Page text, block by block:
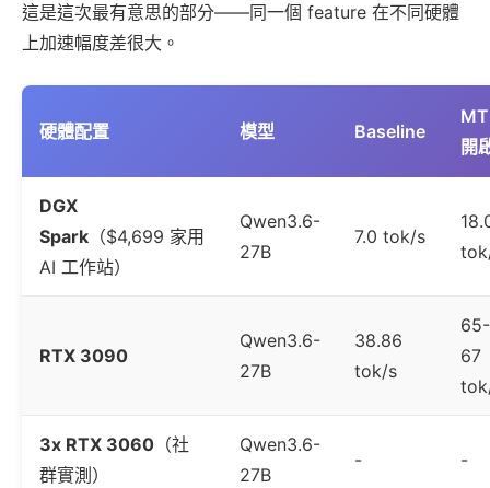
這是這次最有意思的部分——同一個 feature 在不同硬體
上加速幅度差很大。
硬體配置 模型 Baseline
開
DGX
Spark （$4,699 家用
AI 工作站）
Qwen3.6-
27B
7.0 tok/s
RTX 3090
Qwen3.6-
27B
38.86
tok/s
65-
67
3x RTX 3060 （社
群實測）
Qwen3.6-
27B
- -